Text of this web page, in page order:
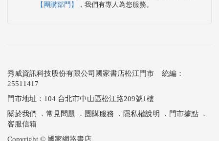
【團購部門】
，我們有專人為您服務。
秀威資訊科技股份有限公司國家書店松江門市 統編：
25511417
門市地址：104 台北市中山區松江路209號1樓
關於我們
． 常見問題 ． 團購服務 ． 隱私權說明 ． 門市據點 ．
客服信箱
Copyright © 國家網路書店